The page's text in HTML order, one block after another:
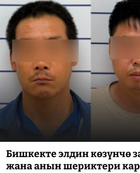
Бишкекте элдин көзүнчө
жана анын шериктери